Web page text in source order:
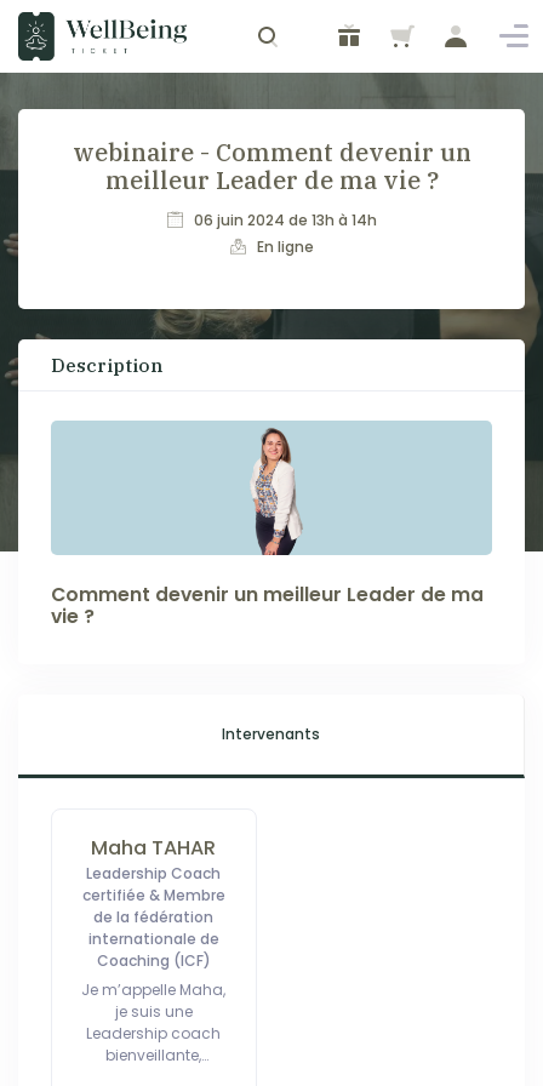
webinaire - Comment devenir un
meilleur Leader de ma vie ?
06 juin 2024 de 13h à 14h
En ligne
Description
Comment devenir un meilleur Leader de ma
vie ?
Intervenants
Maha TAHAR
Leadership Coach
certifiée & Membre
de la fédération
internationale de
Coaching (ICF)
Je m’appelle Maha,
je suis une
Leadership coach
bienveillante,